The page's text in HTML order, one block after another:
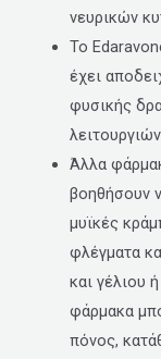
νευρικών
Το
έχει
φυσικής
Άλλα
βοηθήσουν
μυϊκές
φλέγματα
και γέλιου
φάρμακα
πόνος,